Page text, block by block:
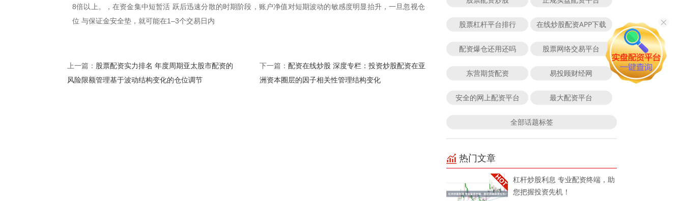
8倍以上。，在资金集中短暂活 跃后迅速分散的时期阶段，账户净值对短期波动的敏感度明显抬升，一旦忽视仓
位 与保证金安全垫，就可能在1–3个交易日内
上一篇： 股票配资实力排名 年度周期亚太股市配资的
风险限额管理基于波动结构变化的仓位调节
下一篇： 配资在线炒股 深度专栏：投资炒股配资在亚
洲资本圈层的因子相关性管理结构变化
股票杠杆平台排行 在线炒股配资APP下载
配资爆仓还用还吗 股票网络交易平台
东营期货配资 易投顾财经网
安全的网上配资平台 最大配资平台
全部话题标签
热门文章
杠杆炒股利息 专业配资终端，助
您把握投资先机！